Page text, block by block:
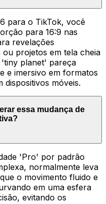
para o TikTok, você
para 16:9 nas
revelações
ou projetos em tela cheia
planet' pareça
e imersivo em formatos
dispositivos móveis.
essa mudança de
'Pro' por padrão
normalmente leva
o movimento fluido e
em uma esfera
evitando os